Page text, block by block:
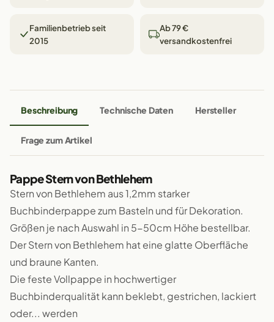
Familienbetrieb seit
2015
Ab 79 €
versandkostenfrei
Beschreibung Technische Daten Hersteller
Frage zum Artikel
Pappe Stern von Bethlehem
Stern von Bethlehem aus 1,2mm starker
Buchbinderpappe zum Basteln und für Dekoration.
Größen je nach Auswahl in 5-50cm Höhe bestellbar.
Der Stern von Bethlehem hat eine glatte Oberfläche
und braune Kanten.
Die feste Vollpappe in hochwertiger
Buchbinderqualität kann beklebt, gestrichen, lackiert
oder... werden